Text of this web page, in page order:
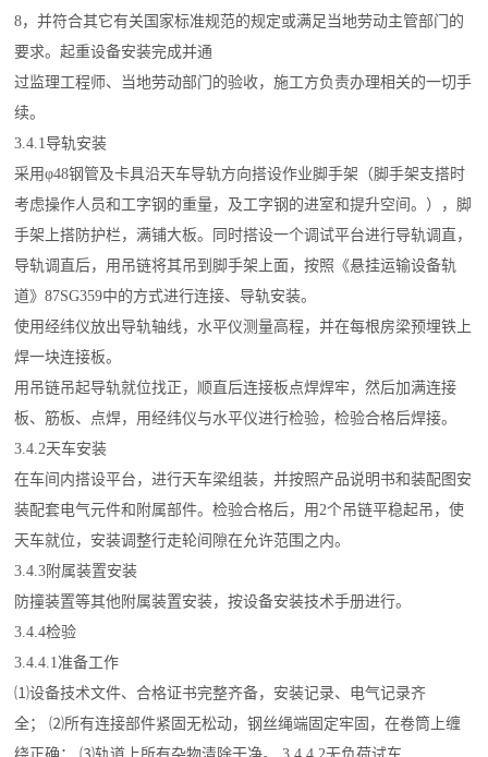
8，并符合其它有关国家标准规范的规定或满足当地劳动主管部门的
要求。起重设备安装完成并通
过监理工程师、当地劳动部门的验收，施工方负责办理相关的一切手
续。
3.4.1导轨安装
采用φ48钢管及卡具沿天车导轨方向搭设作业脚手架（脚手架支搭时
考虑操作人员和工字钢的重量，及工字钢的进室和提升空间。），脚
手架上搭防护栏，满铺大板。同时搭设一个调试平台进行导轨调直，
导轨调直后，用吊链将其吊到脚手架上面，按照《悬挂运输设备轨
道》87SG359中的方式进行连接、导轨安装。
使用经纬仪放出导轨轴线，水平仪测量高程，并在每根房梁预埋铁上
焊一块连接板。
用吊链吊起导轨就位找正，顺直后连接板点焊焊牢，然后加满连接
板、筋板、点焊，用经纬仪与水平仪进行检验，检验合格后焊接。
3.4.2天车安装
在车间内搭设平台，进行天车梁组装，并按照产品说明书和装配图安
装配套电气元件和附属部件。检验合格后，用2个吊链平稳起吊，使
天车就位，安装调整行走轮间隙在允许范围之内。
3.4.3附属装置安装
防撞装置等其他附属装置安装，按设备安装技术手册进行。
3.4.4检验
3.4.4.1准备工作
⑴设备技术文件、合格证书完整齐备，安装记录、电气记录齐
全； ⑵所有连接部件紧固无松动，钢丝绳端固定牢固，在卷筒上缠